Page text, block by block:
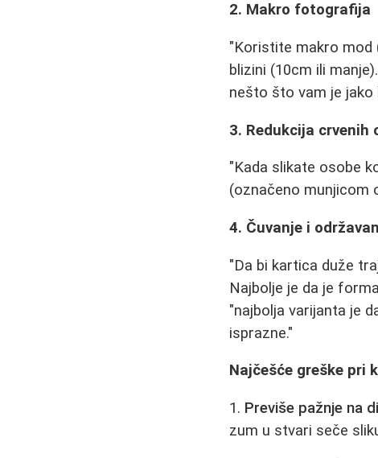
2. Makro fotografija
"Koristite makro mod
blizini (10cm ili
nešto što vam je jako
3. Redukcija crvenih
"Kada slikate osobe
(označeno munjicom
4. Čuvanje i
"Da bi kartica duže
Najbolje je da je
"najbolja varijanta je
isprazne."
Najčešće greške pri
1. Previše pažnje na
zum u stvari seče